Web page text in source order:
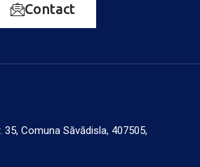
34°C 21°C
Contact
35, Comuna Săvădisla, 407505,